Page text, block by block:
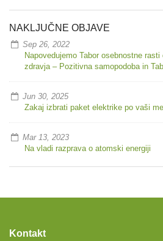
NAKLJUČNE OBJAVE
Sep 26, 2022
Napovedujemo Tabor osebnostne
zdravja – Pozitivna samopodoba in
Jun 30, 2025
Zakaj izbrati paket elektrike po vaši
Mar 13, 2023
Na vladi razprava o atomski energiji
Kontakt